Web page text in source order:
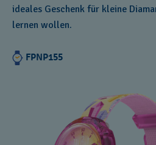
ideales Geschenk für kleine
lernen wollen.
FPNP155